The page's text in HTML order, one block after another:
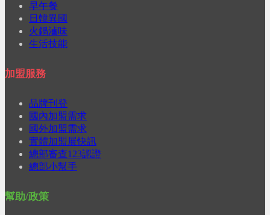
早午餐
日韓異國
火鍋滷味
生活技能
加盟服務
品牌刊登
國內加盟需求
國外加盟需求
實體加盟展快訊
總部審查123認證
總部小幫手
幫助/政策